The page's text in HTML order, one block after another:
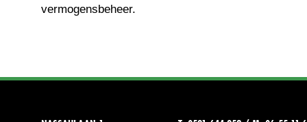
vermogensbeheer.